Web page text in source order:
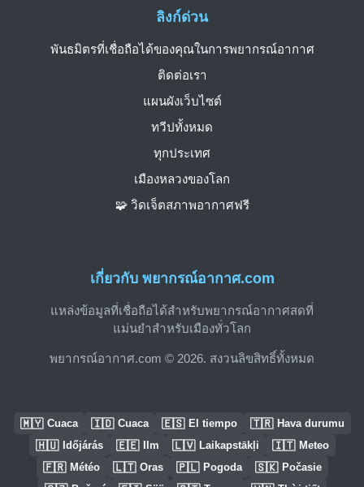
เกี่ยวกับ พยากรณ์อากาศ.com
แหล่งข้อมูลที่เชื่อถือได้สำหรับพยากรณ์อากาศสดที่
แม่นยำสำหรับเมืองทั่วโลก
พยากรณ์อากาศ.com © 2026. สงวนลิขสิทธิ์ทั้งหมด
ลิงก์ด่วน
พันธมิตรที่เชื่อถือได้ของคุณในการพยากรณ์อากาศ
ติดต่อเรา
แผนผังเว็บไซต์
ทวีปทั้งหมด
ทุกประเทศ
เมืองหลวงของโลก
🧩 วิดเจ็ตสภาพอากาศฟรี
🇲🇾 Cuaca 🇮🇩 Cuaca 🇪🇸 El tiempo 🇹🇷 Hava durumu
🇭🇺 Időjárás 🇪🇪 Ilm 🇱🇻 Laikapstākļi 🇮🇹 Meteo
🇫🇷 Météo 🇱🇹 Oras 🇵🇱 Pogoda 🇸🇰 Počasie